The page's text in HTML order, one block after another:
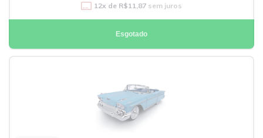
12x de R$11,87 sem juros
Esgotado